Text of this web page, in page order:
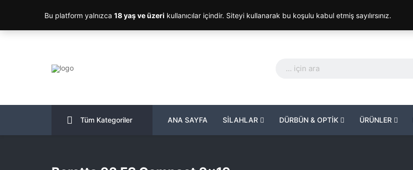
Tüm Kategoriler ANA SAYFA SİLAHLAR DÜRBÜN & OPTİK ÜRÜNLER
Bu platform yalnızca 18 yaş ve üzeri kullanıcılar içindir. Siteyi kullanarak bu koşulu kabul etmiş sayılırsınız.